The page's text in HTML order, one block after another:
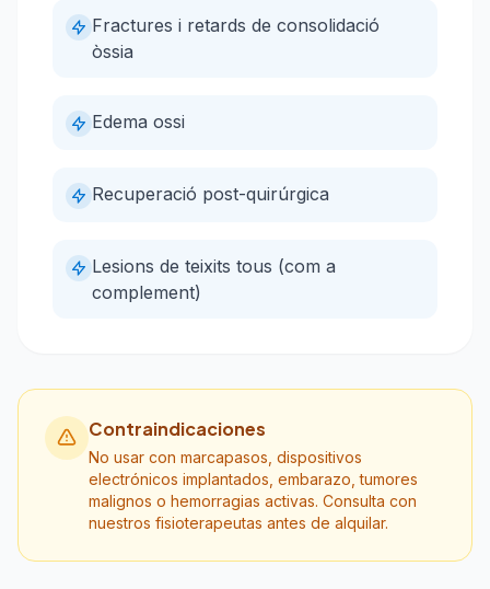
Fractures i retards de consolidació
òssia
Edema ossi
Recuperació post-quirúrgica
Lesions de teixits tous (com a
complement)
Contraindicaciones
No usar con marcapasos, dispositivos
electrónicos implantados, embarazo, tumores
malignos o hemorragias activas. Consulta con
nuestros fisioterapeutas antes de alquilar.